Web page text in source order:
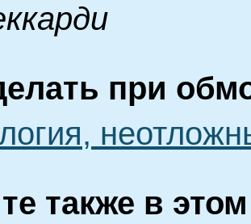
при
также в